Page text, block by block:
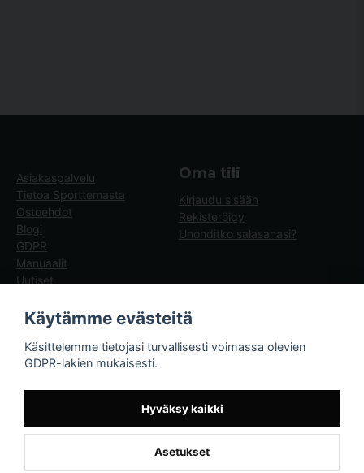
Asiakaspalvelu
Tietoa Sporttemasta
Ostoehdot
Blogi
GDPR
Manuaalit
Uutiset
Oma tili
Kirjaudu sisään
Rekisteröidy
Unohditko salasanasi?
Sporttema
Drottninggatan 47
Käytämme evästeitä
Käsittelemme tietojasi turvallisesti voimassa olevien
GDPR-lakien mukaisesti.
Hyväksy kaikki
Asetukset